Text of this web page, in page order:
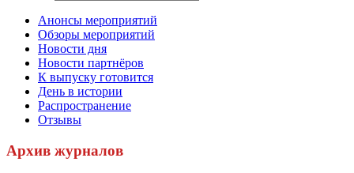
Анонсы мероприятий
Обзоры мероприятий
Новости дня
Новости партнёров
К выпуску готовится
День в истории
Распространение
Отзывы
Архив журналов